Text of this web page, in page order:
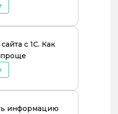
с 1С. Как
проще
информацию